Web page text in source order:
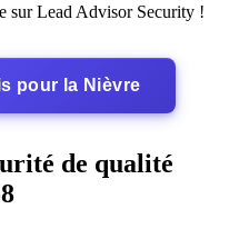
sur Lead Advisor Security !
pour la Nièvre
de qualité